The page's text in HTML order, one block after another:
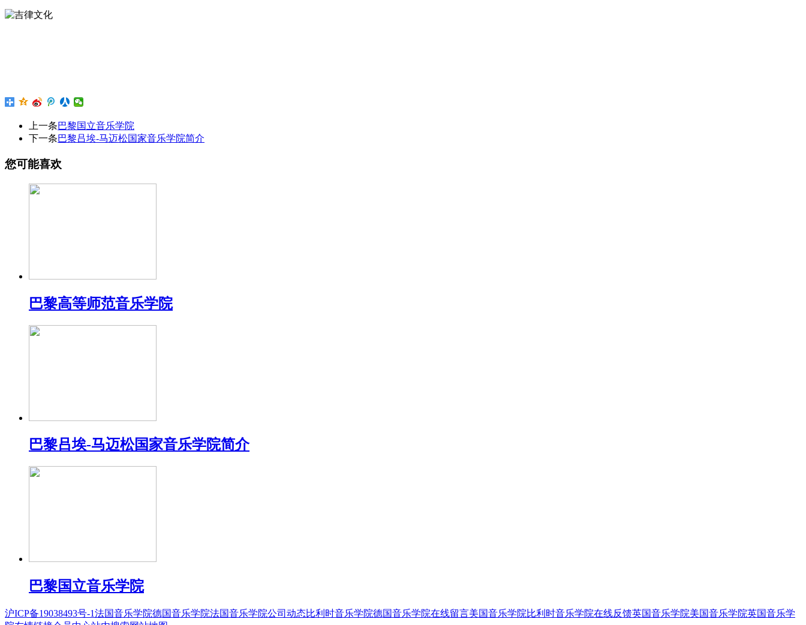
上一条巴黎国立音乐学院
下一条巴黎吕埃-马迈松国家音乐学院简介
您可能喜欢
巴黎高等师范音乐学院
巴黎吕埃-马迈松国家音乐学院简介
巴黎国立音乐学院
沪ICP备19038493号-1法国音乐学院德国音乐学院法国音乐学院公司动态比利时音乐学院德国音乐学院在线留言美国音乐学院比利时音乐学院在线反馈英国音乐学院美国音乐学院英国音乐学